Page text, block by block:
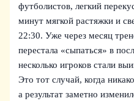
футболистов, легкий
минут мягкой растяжки и
22:30. Уже через месяц
перестала «сыпаться» в
несколько игроков стали
Это тот случай, когда
а результат заметно